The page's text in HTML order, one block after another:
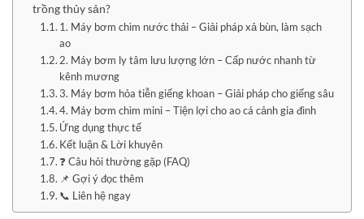
trồng thủy sản?
1. Máy bơm chìm nước thải – Giải pháp xả bùn, làm sạch
ao
2. Máy bơm ly tâm lưu lượng lớn – Cấp nước nhanh từ
kênh mương
3. Máy bơm hỏa tiễn giếng khoan – Giải pháp cho giếng sâu
4. Máy bơm chìm mini – Tiện lợi cho ao cá cảnh gia đình
Ứng dụng thực tế
Kết luận & Lời khuyên
❓ Câu hỏi thường gặp (FAQ)
📌 Gợi ý đọc thêm
📞 Liên hệ ngay